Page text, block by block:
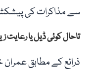
سے مذاکرات کی پیشکش
تاحال کوئی ڈیل یا رعایت
ذرائع کے مطابق